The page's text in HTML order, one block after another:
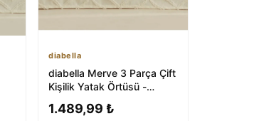
diabella
diabella Merve 3 Parça Çift
Kişilik Yatak Örtüsü -
1.489,99 ₺